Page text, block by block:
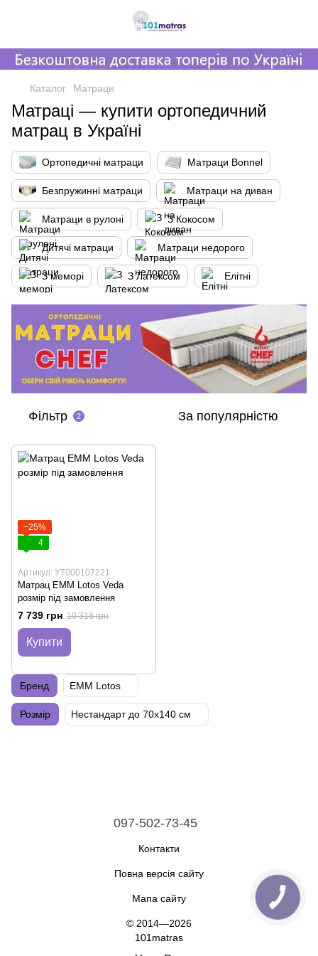
Каталог Матраци
Матраці — купити ортопедичний
матрац в Україні
Ортопедичні матраци Матраци Bonnel
Безпружинні матраци Матраци на диван
Матраци в рулоні З Кокосом
Дитячі матраци Матраци недорого
З меморі З Латексом Елітні
Фільтр 2 За популярністю
−25%
4
Артикул: УТ000107221
Матрац EMM Lotos Veda
розмір під замовлення
7 739 грн 10 318 грн
Купити
Бренд EMM Lotos
Розмір Нестандарт до 70х140 см
097-502-73-45
Контакти
Повна версія сайту
Мапа сайту
© 2014—2026
101matras